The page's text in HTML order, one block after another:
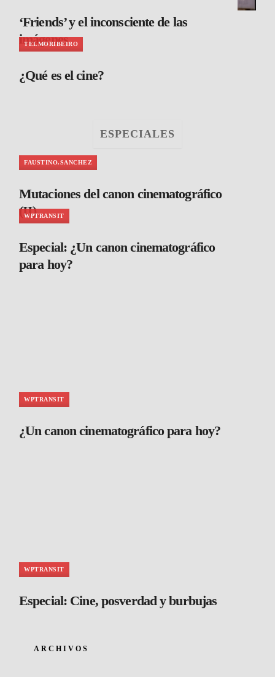
‘Friends’ y el inconsciente de las
imágenes
TELMORIBEIRO
¿Qué es el cine?
ESPECIALES
FAUSTINO.SANCHEZ
Mutaciones del canon cinematográfico
(II)
WPTRANSIT
Especial: ¿Un canon cinematográfico
para hoy?
WPTRANSIT
¿Un canon cinematográfico para hoy?
WPTRANSIT
Especial: Cine, posverdad y burbujas
ARCHIVOS